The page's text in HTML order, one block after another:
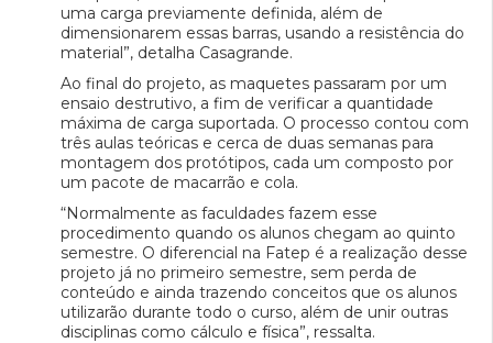
uma carga previamente definida, além de
dimensionarem essas barras, usando a resistência do
material”, detalha Casagrande.
Ao final do projeto, as maquetes passaram por um
ensaio destrutivo, a fim de verificar a quantidade
máxima de carga suportada. O processo contou com
três aulas teóricas e cerca de duas semanas para
montagem dos protótipos, cada um composto por
um pacote de macarrão e cola.
“Normalmente as faculdades fazem esse
procedimento quando os alunos chegam ao quinto
semestre. O diferencial na Fatep é a realização desse
projeto já no primeiro semestre, sem perda de
conteúdo e ainda trazendo conceitos que os alunos
utilizarão durante todo o curso, além de unir outras
disciplinas como cálculo e física”, ressalta.